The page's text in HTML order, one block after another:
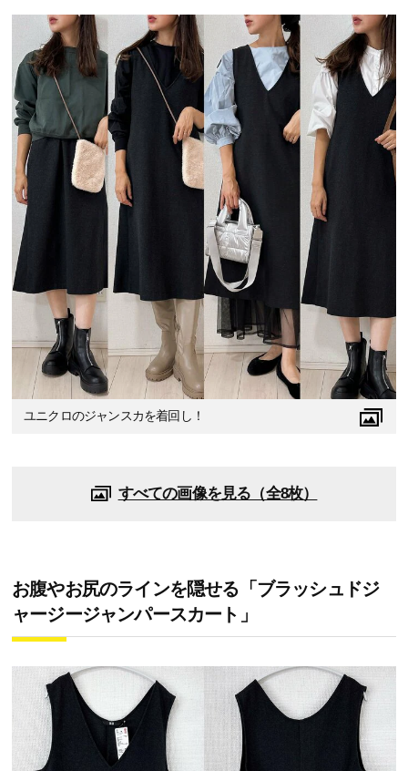
ユニクロのジャンスカを着回し！
すべての画像を見る（全8枚）
お腹やお尻のラインを隠せる「ブラッシュドジ
ャージージャンパースカート」